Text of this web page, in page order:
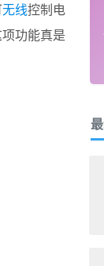
无线控制电
功能真是